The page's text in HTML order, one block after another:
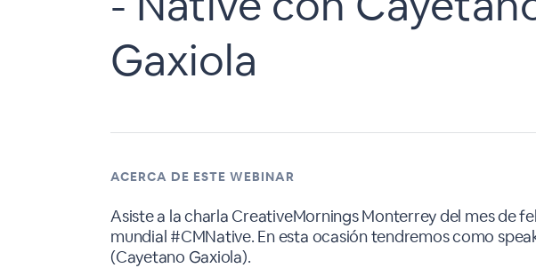
Gaxiola
ACERCA DE ESTE WEBINAR
Asiste a la charla CreativeMornings Monterrey del mes de
mundial #CMNative. En esta ocasión tendremos como
(Cayetano Gaxiola).